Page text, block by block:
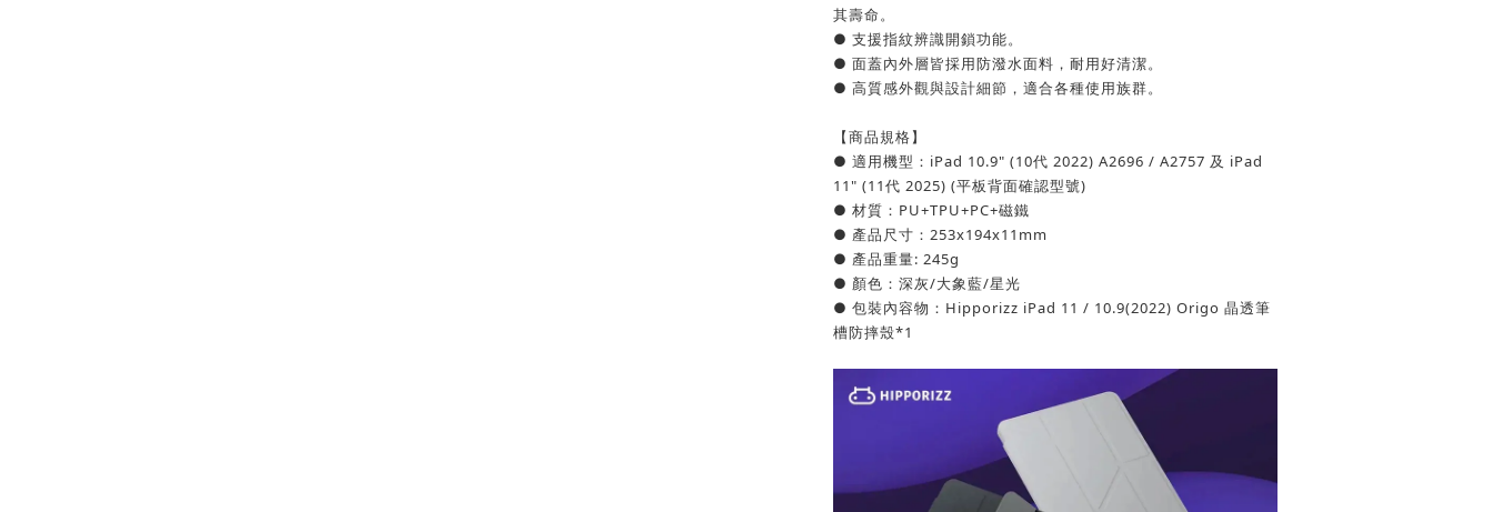
其壽命。
● 支援指紋辨識開鎖功能。
● 面蓋內外層皆採用防潑水面料，耐用好清潔。
● 高質感外觀與設計細節，適合各種使用族群。
【商品規格】
● 適用機型：iPad 10.9" (10代 2022) A2696 / A2757 及 iPad
11" (11代 2025) (平板背面確認型號)
● 材質：PU+TPU+PC+磁鐵
● 產品尺寸：253x194x11mm
● 產品重量: 245g
● 顏色：深灰/大象藍/星光
● 包裝內容物：Hipporizz iPad 11 / 10.9(2022) Origo 晶透筆
槽防摔殼*1